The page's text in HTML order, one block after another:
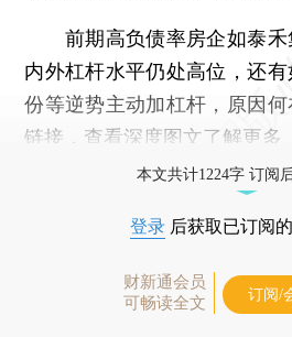
前期高负债率房企如泰禾
内外杠杆水平仍处高位，还
份等逆势主动加杠杆，原因
链接，查看深度图文了解更多
本文共计1224字 订阅
登录 后获取已订阅
财新通会员
可畅读全文
订阅/